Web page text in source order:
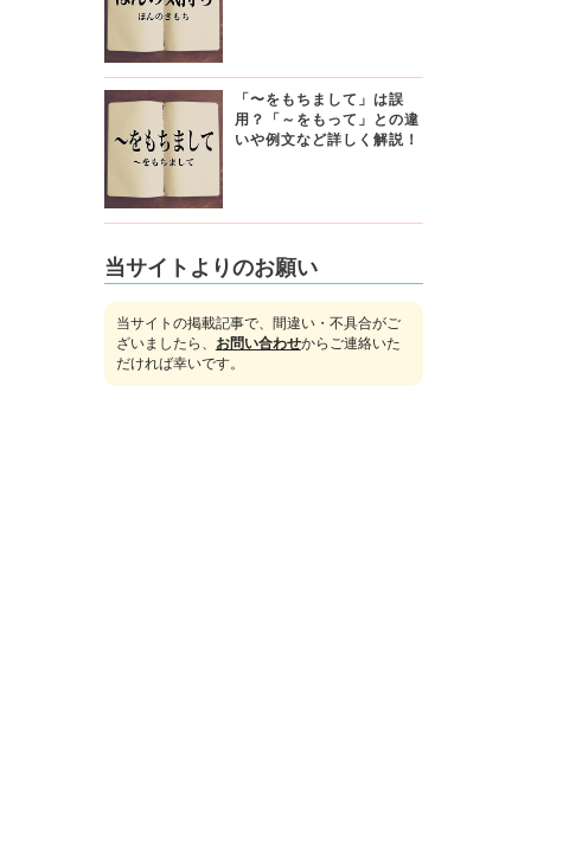
「〜をもちまして」は誤
用？「～をもって」との違
いや例文など詳しく解説！
当サイトよりのお願い
当サイトの掲載記事で、間違い・不具合がご
ざいましたら、 お問い合わせからご連絡いた
だければ幸いです。